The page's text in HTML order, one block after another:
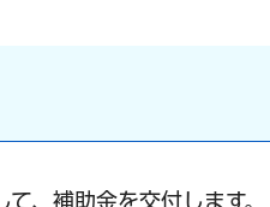
、補助金を交付します。